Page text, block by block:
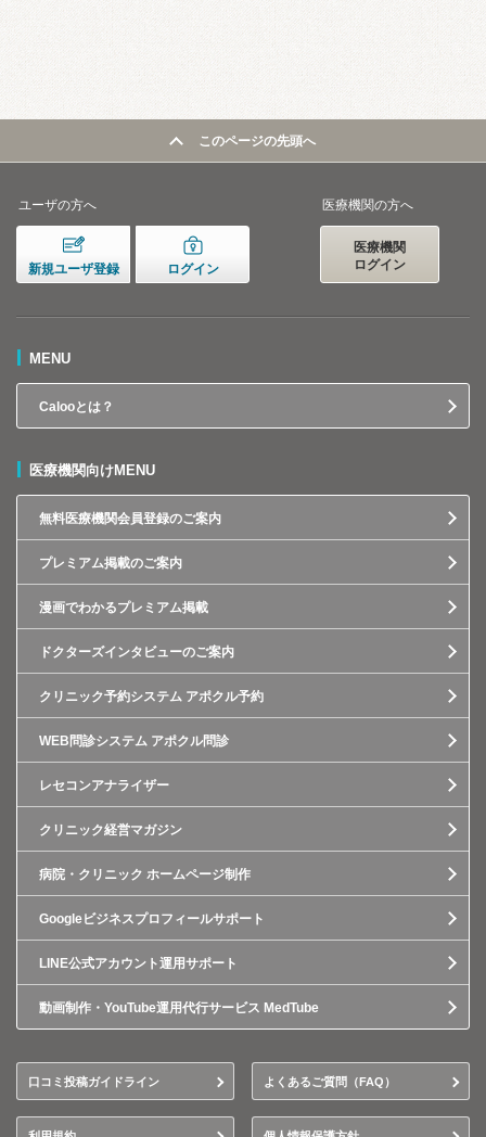
このページの先頭へ
ユーザの方へ
新規ユーザ登録 ログイン
医療機関の方へ
医療機関
ログイン
MENU
Calooとは？
医療機関向けMENU
無料医療機関会員登録のご案内
プレミアム掲載のご案内
漫画でわかるプレミアム掲載
ドクターズインタビューのご案内
クリニック予約システム アポクル予約
WEB問診システム アポクル問診
レセコンアナライザー
クリニック経営マガジン
病院・クリニック ホームページ制作
Googleビジネスプロフィールサポート
LINE公式アカウント運用サポート
動画制作・YouTube運用代行サービス MedTube
口コミ投稿ガイドライン よくあるご質問（FAQ）